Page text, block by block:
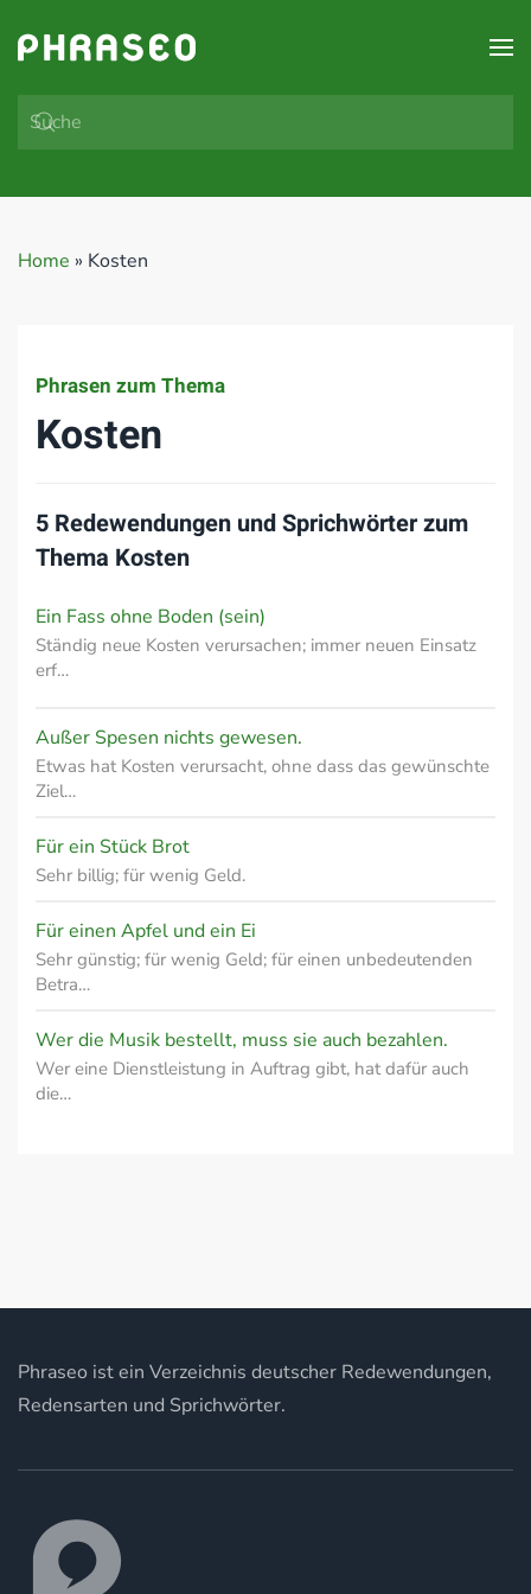
Zum Hauptinhalt springen
Home » Kosten
Phrasen zum Thema
Kosten
5 Redewendungen und Sprichwörter zum
Thema Kosten
Ein Fass ohne Boden (sein)
Ständig neue Kosten verursachen; immer neuen Einsatz
erf…
Außer Spesen nichts gewesen.
Etwas hat Kosten verursacht, ohne dass das gewünschte
Ziel…
Für ein Stück Brot
Sehr billig; für wenig Geld.
Für einen Apfel und ein Ei
Sehr günstig; für wenig Geld; für einen unbedeutenden
Betra…
Wer die Musik bestellt, muss sie auch bezahlen.
Wer eine Dienstleistung in Auftrag gibt, hat dafür auch
die…
Phraseo ist ein Verzeichnis deutscher Redewendungen,
Redensarten und Sprichwörter.